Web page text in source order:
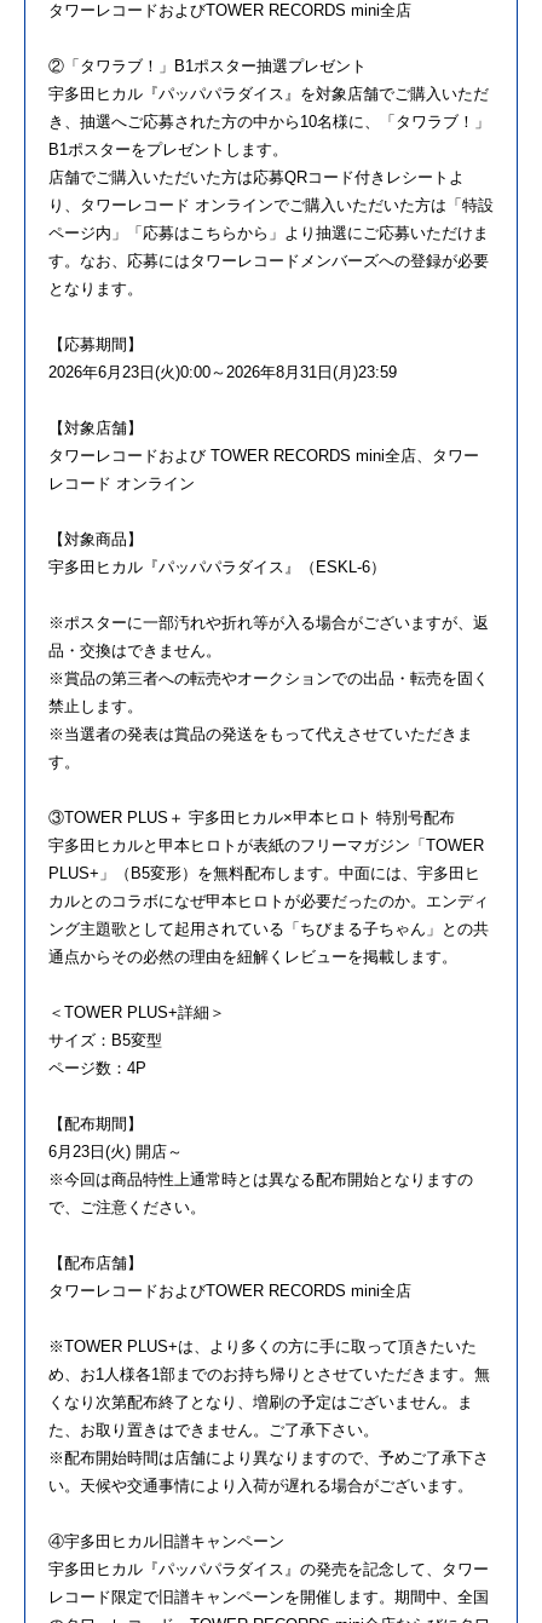
タワーレコードおよびTOWER RECORDS mini全店
②「タワラブ！」B1ポスター抽選プレゼント
宇多田ヒカル『パッパパラダイス』を対象店舗でご購入いただ
き、抽選へご応募された方の中から10名様に、「タワラブ！」
B1ポスターをプレゼントします。
店舗でご購入いただいた方は応募QRコード付きレシートよ
り、タワーレコード オンラインでご購入いただいた方は「特設
ページ内」「応募はこちらから」より抽選にご応募いただけま
す。なお、応募にはタワーレコードメンバーズへの登録が必要
となります。
【応募期間】
2026年6月23日(火)0:00～2026年8月31日(月)23:59
【対象店舗】
タワーレコードおよび TOWER RECORDS mini全店、タワー
レコード オンライン
【対象商品】
宇多田ヒカル『パッパパラダイス』（ESKL-6）
※ポスターに一部汚れや折れ等が入る場合がございますが、返
品・交換はできません。
※賞品の第三者への転売やオークションでの出品・転売を固く
禁止します。
※当選者の発表は賞品の発送をもって代えさせていただきま
す。
③TOWER PLUS＋ 宇多田ヒカル×甲本ヒロト 特別号配布
宇多田ヒカルと甲本ヒロトが表紙のフリーマガジン「TOWER
PLUS+」（B5変形）を無料配布します。中面には、宇多田ヒ
カルとのコラボになぜ甲本ヒロトが必要だったのか。エンディ
ング主題歌として起用されている「ちびまる子ちゃん」との共
通点からその必然の理由を紐解くレビューを掲載します。
＜TOWER PLUS+詳細＞
サイズ：B5変型
ページ数：4P
【配布期間】
6月23日(火) 開店～
※今回は商品特性上通常時とは異なる配布開始となりますの
で、ご注意ください。
【配布店舗】
タワーレコードおよびTOWER RECORDS mini全店
※TOWER PLUS+は、より多くの方に手に取って頂きたいた
め、お1人様各1部までのお持ち帰りとさせていただきます。無
くなり次第配布終了となり、増刷の予定はございません。ま
た、お取り置きはできません。ご了承下さい。
※配布開始時間は店舗により異なりますので、予めご了承下さ
い。天候や交通事情により入荷が遅れる場合がございます。
④宇多田ヒカル旧譜キャンペーン
宇多田ヒカル『パッパパラダイス』の発売を記念して、タワー
レコード限定で旧譜キャンペーンを開催します。期間中、全国